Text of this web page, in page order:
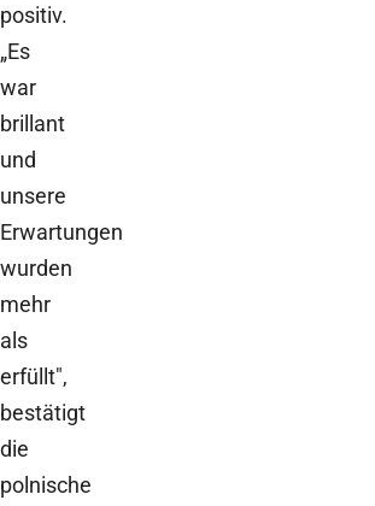
positiv.
„Es
war
brillant
und
unsere
Erwartungen
wurden
mehr
als
erfüllt",
bestätigt
die
polnische